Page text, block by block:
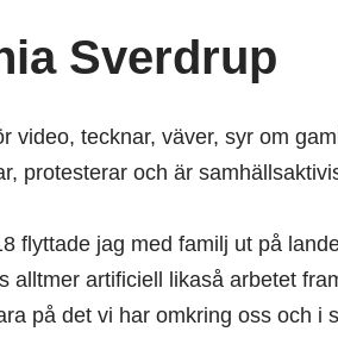
Sverdrup
video, tecknar, väver, syr om
protesterar och är
flyttade jag med familj ut på
alltmer artificiell likaså arbetet
på det vi har omkring oss och i